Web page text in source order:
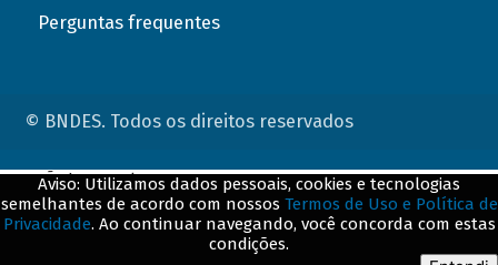
Perguntas frequentes
© BNDES. Todos os direitos reservados
Aviso: Utilizamos dados pessoais, cookies e tecnologias
semelhantes de acordo com nossos Termos de Uso e Política de
Privacidade. Ao continuar navegando, você concorda com estas
condições.
ConteÃºdo complementar
${title}${badge}